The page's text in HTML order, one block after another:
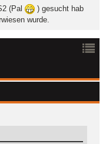
(Pal
) gesucht hab
wurde.